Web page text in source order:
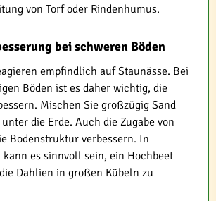
von Torf oder Rindenhumus.
bei schweren Böden
empfindlich auf Staunässe. Bei
Böden ist es daher wichtig, die
Mischen Sie großzügig Sand
die Erde. Auch die Zugabe von
Bodenstruktur verbessern. In
es sinnvoll sein, ein Hochbeet
Dahlien in großen Kübeln zu